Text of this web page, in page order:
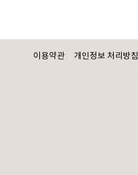
이용약관 개인정보 처리방침